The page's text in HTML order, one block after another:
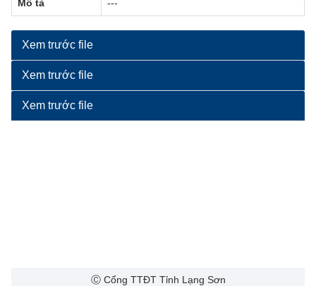
Mô tả ---
Xem trước file
Xem trước file
Xem trước file
Ⓒ Cổng TTĐT Tỉnh Lạng Sơn